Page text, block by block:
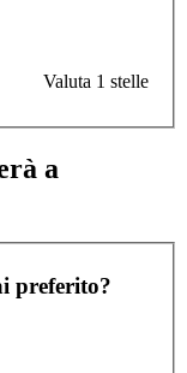
Valuta 1 stelle
a
preferito?